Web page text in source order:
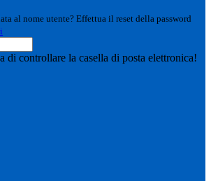
al nome utente? Effettua il reset della password
di controllare la casella di posta elettronica!